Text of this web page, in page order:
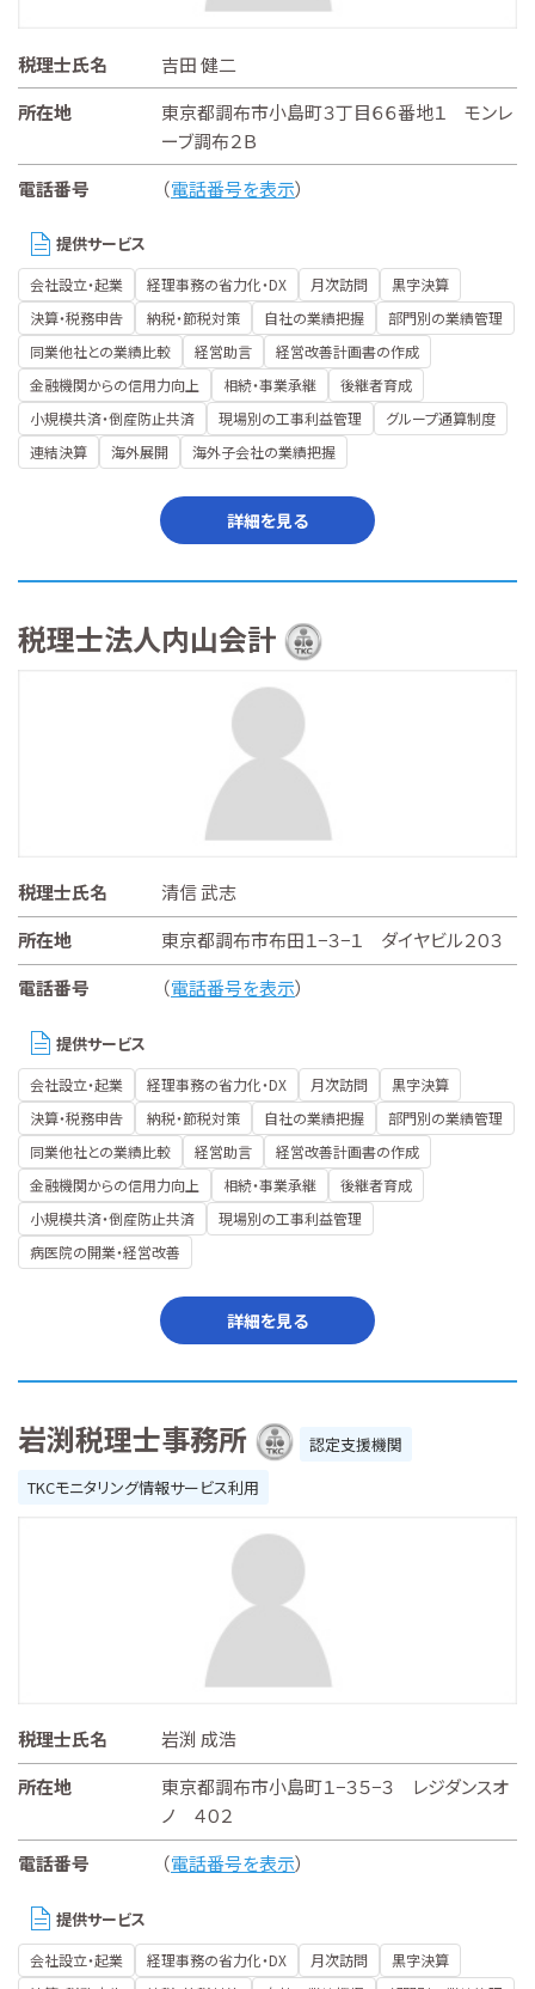
税理士氏名
吉田 健二
所在地
東京都調布市小島町３丁目６６番地１ モンレ
ーブ調布２Ｂ
電話番号
（電話番号を表示）
提供サービス
会社設立・起業 経理事務の省力化・DX 月次訪問
黒字決算
決算・税務申告
納税・節税対策 自社の業績把握
部門別の業績管理
同業他社との業績比較
経営助言
経営改善計画書の作成
金融機関からの信用力向上
相続・事業承継
後継者育成
小規模共済・倒産防止共済
現場別の工事利益管理
グループ通算制度
連結決算
海外展開 海外子会社の業績把握
詳細を見る
税理士法人内山会計
税理士氏名
清信 武志
所在地
東京都調布市布田１−３−１ ダイヤビル２０３
電話番号
（電話番号を表示）
提供サービス
会社設立・起業 経理事務の省力化・DX 月次訪問
黒字決算
決算・税務申告
納税・節税対策 自社の業績把握
部門別の業績管理
同業他社との業績比較
経営助言
経営改善計画書の作成
金融機関からの信用力向上
相続・事業承継
後継者育成
小規模共済・倒産防止共済
現場別の工事利益管理
病医院の開業・経営改善
詳細を見る
岩渕税理士事務所
認定支援機関
TKCモニタリング情報サービス利用
税理士氏名
岩渕 成浩
所在地
東京都調布市小島町１−３５−３ レジダンスオ
ノ ４０２
電話番号
（電話番号を表示）
提供サービス
会社設立・起業 経理事務の省力化・DX 月次訪問
黒字決算